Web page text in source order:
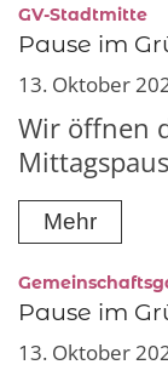
GV-Stadtmitte:
Pause im
13. Oktober
Wir öffnen
Mehr
Pause im
13. Oktober